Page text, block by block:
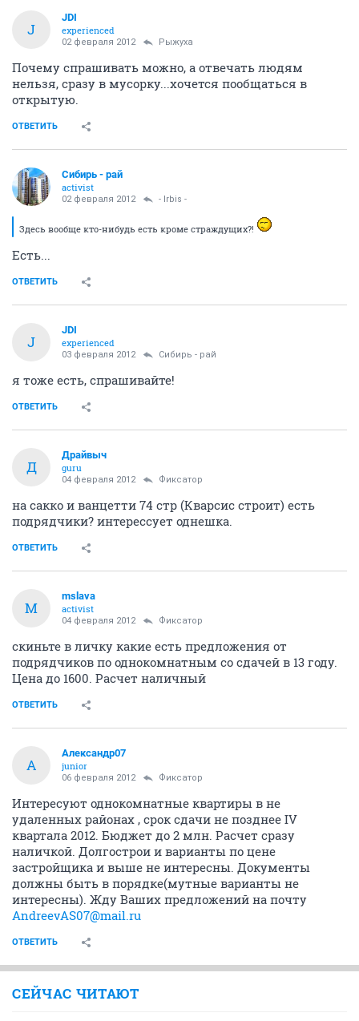
J
JDI
experienced
02 февраля 2012 Рыжуха
Почему спрашивать можно, а отвечать людям
нельзя, сразу в мусорку...хочется пообщаться в
открытую.
ОТВЕТИТЬ
Сибирь - рай
activist
02 февраля 2012 - Irbis -
Здесь вообще кто-нибудь есть кроме страждущих?!
Есть...
ОТВЕТИТЬ
J
JDI
experienced
03 февраля 2012 Сибирь - рай
я тоже есть, спрашивайте!
ОТВЕТИТЬ
Д
Драйвыч
guru
04 февраля 2012 Фиксатоp
на сакко и ванцетти 74 стр (Кварсис строит) есть
подрядчики? интерессует однешка.
ОТВЕТИТЬ
M
mslava
activist
04 февраля 2012 Фиксатоp
скиньте в личку какие есть предложения от
подрядчиков по однокомнатным со сдачей в 13 году.
Цена до 1600. Расчет наличный
ОТВЕТИТЬ
А
Александр07
junior
06 февраля 2012 Фиксатоp
Интересуют однокомнатные квартиры в не
удаленных районах , срок сдачи не позднее IV
квартала 2012. Бюджет до 2 млн. Расчет сразу
наличкой. Долгострои и варианты по цене
застройщика и выше не интересны. Документы
должны быть в порядке(мутные варианты не
интересны). Жду Ваших предложений на почту
AndreevAS07@mail.ru
ОТВЕТИТЬ
СЕЙЧАС ЧИТАЮТ